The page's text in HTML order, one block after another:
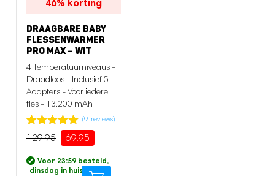
46% korting
DRAAGBARE BABY
FLESSENWARMER
PRO MAX – WIT
4 Temperatuurniveaus -
Draadloos - Inclusief 5
Adapters - Voor iedere
fles - 13.200 mAh
Gewaardeerd
5.00 op 5
op
9
klantbeoordeling
(9 reviews)
129.95
Oorspronkelijke
was:
69.95
Huidige
is: Voor 23:59 besteld,
dinsdag in huis